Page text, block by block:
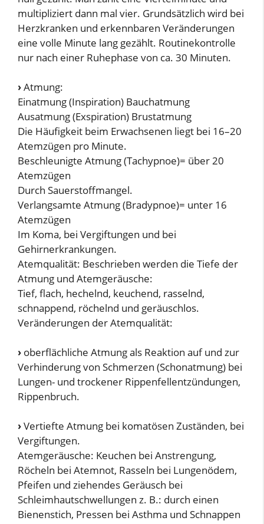
multipliziert dann mal vier. Grundsätzlich wird bei
Herzkranken und erkennbaren Veränderungen
eine volle Minute lang gezählt. Routinekontrolle
nur nach einer Ruhephase von ca. 30 Minuten.
›Atmung:
Einatmung (Inspiration) Bauchatmung
Ausatmung (Exspiration) Brustatmung
Die Häufigkeit beim Erwachsenen liegt bei 16–20
Atemzügen pro Minute.
Beschleunigte Atmung (Tachypnoe)= über 20
Atemzügen
Durch Sauerstoffmangel.
Verlangsamte Atmung (Bradypnoe)= unter 16
Atemzügen
Im Koma, bei Vergiftungen und bei
Gehirnerkrankungen.
Atemqualität: Beschrieben werden die Tiefe der
Atmung und Atemgeräusche:
Tief, flach, hechelnd, keuchend, rasselnd,
schnappend, röchelnd und geräuschlos.
Veränderungen der Atemqualität:
› oberflächliche Atmung als Reaktion auf und zur
Verhinderung von Schmerzen (Schonatmung) bei
Lungen- und trockener Rippenfellentzündungen,
Rippenbruch.
›Vertiefte Atmung bei komatösen Zuständen, bei
Vergiftungen.
Atemgeräusche: Keuchen bei Anstrengung,
Röcheln bei Atemnot, Rasseln bei Lungenödem,
Pfeifen und ziehendes Geräusch bei
Schleimhautschwellungen z. B.: durch einen
Bienenstich, Pressen bei Asthma und Schnappen